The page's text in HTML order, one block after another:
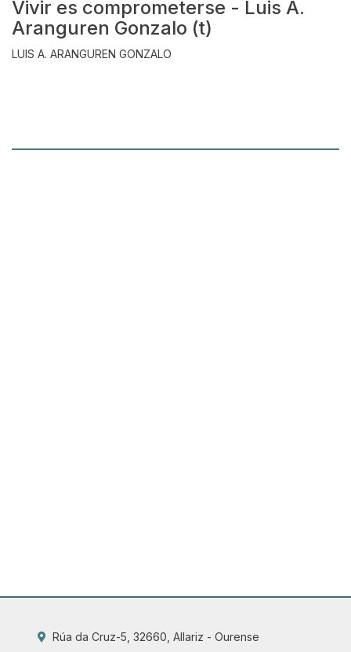
Vivir es comprometerse - Luis A.
Aranguren Gonzalo (t)
LUIS A. ARANGUREN GONZALO
Rúa da Cruz-5, 32660, Allariz - Ourense